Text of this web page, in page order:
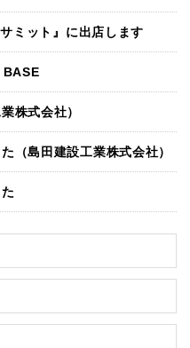
ミット』に出店します
BASE
株式会社）
（島田建設工業株式会社）